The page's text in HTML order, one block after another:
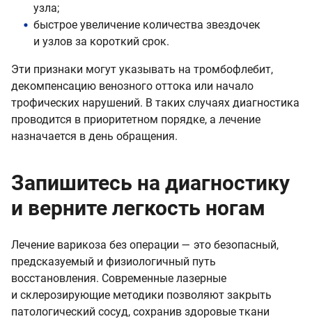
узла;
быстрое увеличение количества звездочек
и узлов за короткий срок.
Эти признаки могут указывать на тромбофлебит,
декомпенсацию венозного оттока или начало
трофических нарушений. В таких случаях диагностика
проводится в приоритетном порядке, а лечение
назначается в день обращения.
Запишитесь на диагностику
и верните легкость ногам
Лечение варикоза без операции — это безопасный,
предсказуемый и физиологичный путь
восстановления. Современные лазерные
и склерозирующие методики позволяют закрыть
патологический сосуд, сохранив здоровые ткани